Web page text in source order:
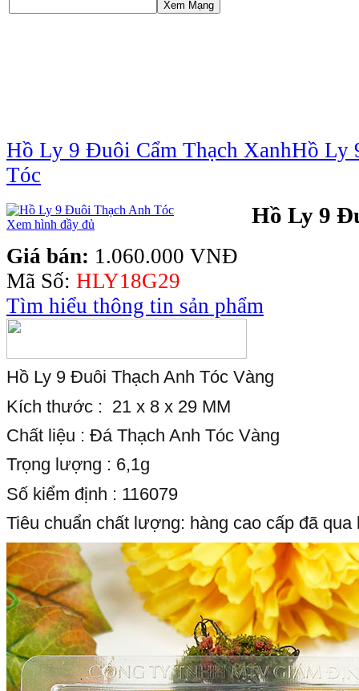
Xem Mạng
Hồ Ly 9 Đuôi Cẩm Thạch XanhHồ Ly
Tóc
Xem hình đầy đủ Hồ Ly 9
Giá bán: 1.060.000 VNĐ
Mã Số: HLY18G29
Tìm hiểu thông tin sản phẩm
Hồ Ly 9 Đuôi Thạch Anh Tóc Vàng
Kích thước : 21 x 8 x 29 MM
Chất liệu : Đá Thạch Anh Tóc Vàng
Trọng lượng : 6,1g
Số kiểm định : 116079
Tiêu chuẩn chất lượng: hàng cao cấp đã qua